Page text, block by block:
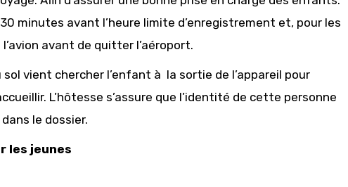
minutes avant l’heure limite d’enregistrement et, pour les
avant de quitter l’aéroport.
vient chercher l’enfant à la sortie de l’appareil pour
L’hôtesse s’assure que l’identité de cette personne
le dossier.
les jeunes